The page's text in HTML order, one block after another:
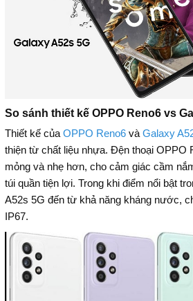
So sánh thiết kế OPPO Reno6 vs
Thiết kế của OPPO Reno6và Galaxy
thiện từ chất liệu nhựa. Đện thoại OPPO
mỏng và nhẹ hơn, cho cảm giác cầm
túi quần tiện lợi. Trong khi điểm nổi bật
A52s 5G đến từ khả năng kháng nước,
IP67.